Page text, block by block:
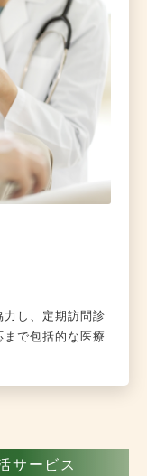
力し、定期訪問診
で包括的な医療
サービス